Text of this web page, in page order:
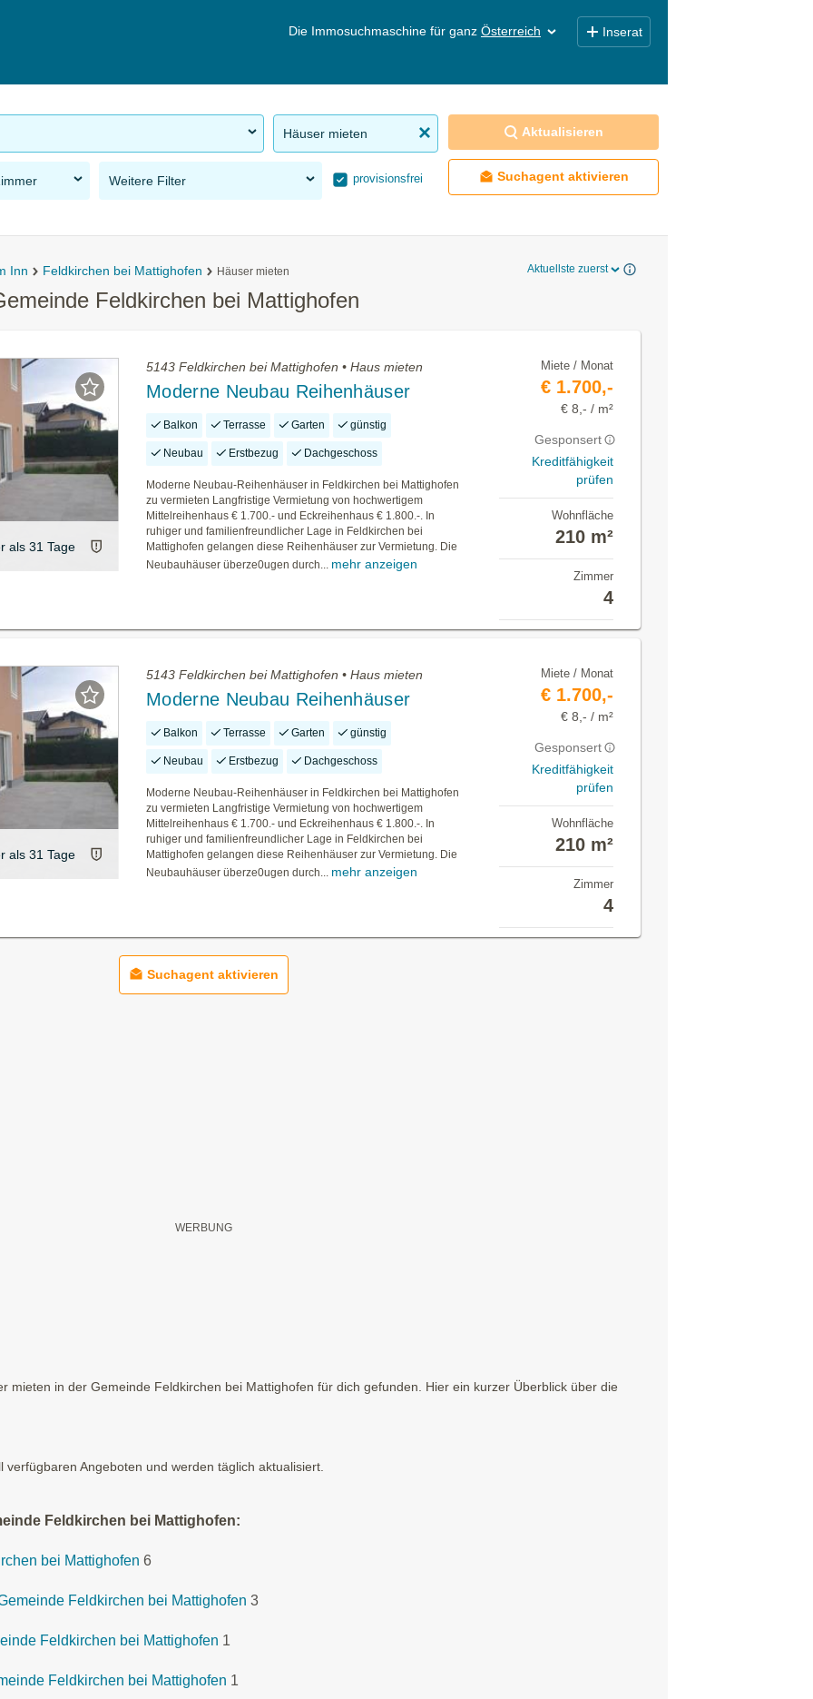
Die Immosuchmaschine für ganz Österreich Inserat
Häuser mieten
Weitere Filter provisionsfrei
Aktualisieren
Suchagent aktivieren
Inn Feldkirchen bei Mattighofen Häuser mieten Aktuellste zuerst
Feldkirchen bei Mattighofen
als 31 Tage
5143 Feldkirchen bei Mattighofen • Haus mieten
Moderne Neubau Reihenhäuser
Balkon Terrasse Garten günstig
Neubau Erstbezug Dachgeschoss
Moderne Neubau-Reihenhäuser in Feldkirchen bei Mattighofen
zu vermieten Langfristige Vermietung von hochwertigem
Mittelreihenhaus € 1.700.- und Eckreihenhaus € 1.800.-. In
ruhiger und familienfreundlicher Lage in Feldkirchen bei
Mattighofen gelangen diese Reihenhäuser zur Vermietung. Die
Neubauhäuser überze0ugen durch... mehr anzeigen
Miete / Monat
€ 1.700,-
€ 8,- / m²
Gesponsert
Kreditfähigkeit
prüfen
Wohnfläche
210 m²
Zimmer
4
als 31 Tage
5143 Feldkirchen bei Mattighofen • Haus mieten
Moderne Neubau Reihenhäuser
Balkon Terrasse Garten günstig
Neubau Erstbezug Dachgeschoss
Moderne Neubau-Reihenhäuser in Feldkirchen bei Mattighofen
zu vermieten Langfristige Vermietung von hochwertigem
Mittelreihenhaus € 1.700.- und Eckreihenhaus € 1.800.-. In
ruhiger und familienfreundlicher Lage in Feldkirchen bei
Mattighofen gelangen diese Reihenhäuser zur Vermietung. Die
Neubauhäuser überze0ugen durch... mehr anzeigen
Miete / Monat
€ 1.700,-
€ 8,- / m²
Gesponsert
Kreditfähigkeit
prüfen
Wohnfläche
210 m²
Zimmer
4
Suchagent aktivieren
mieten in der Gemeinde Feldkirchen bei Mattighofen für dich gefunden. Hier ein kurzer Überblick über die
Angeboten und werden täglich aktualisiert.
Feldkirchen bei Mattighofen:
bei Mattighofen 6
Feldkirchen bei Mattighofen 3
Feldkirchen bei Mattighofen 1
Feldkirchen bei Mattighofen 1